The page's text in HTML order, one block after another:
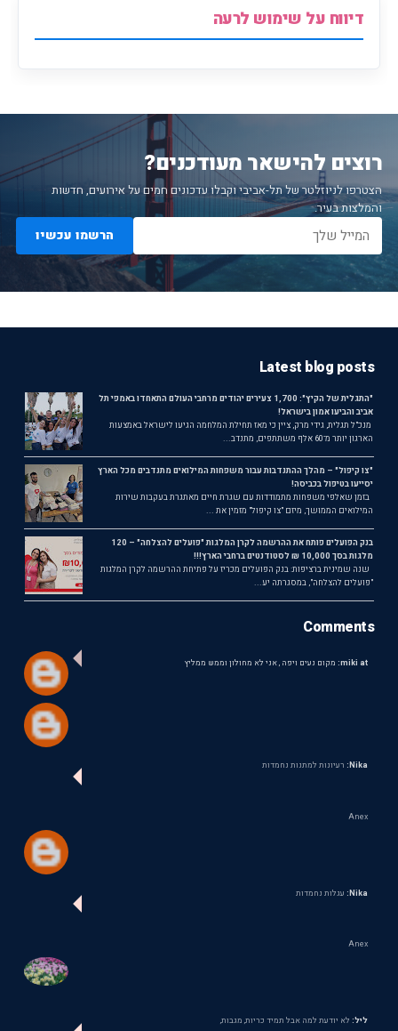
דיווח על שימוש לרעה
רוצים להישאר מעודכנים?
הצטרפו לניוזלטר של תל-אביבי וקבלו עדכונים חמים על אירועים, חדשות
והמלצות בעיר.
הרשמו עכשיו
Latest blog posts
"התגלית של הקיץ": 1,700 צעירים יהודים מרחבי העולם התאחדו באמפי תל
אביב והביעו אמון בישראל!
מנכ"ל תגלית, גידי מרק, ציין כי מאז תחילת המלחמה הגיעו לישראל באמצעות
הארגון יותר מ־60 אלף משתתפים, מתנדב...
"צו קיפול" – מהלך ההתנדבות עבור משפחות המילואים מתנדבים מכל הארץ
יסייעו בטיפול בכביסה!
בזמן שאלפי משפחות מתמודדות עם שגרת חיים מאתגרת בעקבות שירות
המילואים הממושך, מיזם "צו קיפול" מזמין את ...
בנק הפועלים פותח את ההרשמה לקרן המלגות "פועלים להצלחה" – 120
מלגות בסך 10,000 ₪ לסטודנטים ברחבי הארץ!!!
שנה שמינית ברציפות: בנק הפועלים מכריז על פתיחת ההרשמה לקרן המלגות
"פועלים להצלחה", במסגרתה יע...
Comments
miki at: מקום נעים ויפה , אני לא מחולון וממש ממליץ
Nika: רעיונות למתנות נחמדות
Anex
Nika: עגלות נחמדות
Anex
ליל: לא יודעת למה אבל תמיד כריות, מגבות,